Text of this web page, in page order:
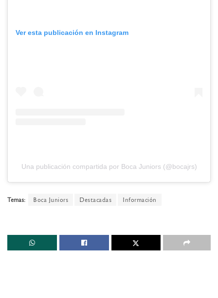
Ver esta publicación en Instagram
Una publicación compartida por Boca Juniors (@bocajrs)
Temas: Boca Juniors Destacadas Información